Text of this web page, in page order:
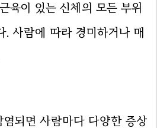
육이 있는 신체의 모든 부위
. 사람에 따라 경미하거나 매
되면 사람마다 다양한 증상